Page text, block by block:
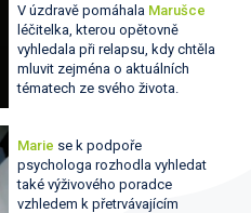
V úzdravě pomáhala Marušce
léčitelka, kterou opětovně
vyhledala při relapsu, kdy chtěla
mluvit zejména o aktuálních
tématech ze svého života.
Marie se k podpoře
psychologa rozhodla vyhledat
také výživového poradce
vzhledem k přetrvávajícím